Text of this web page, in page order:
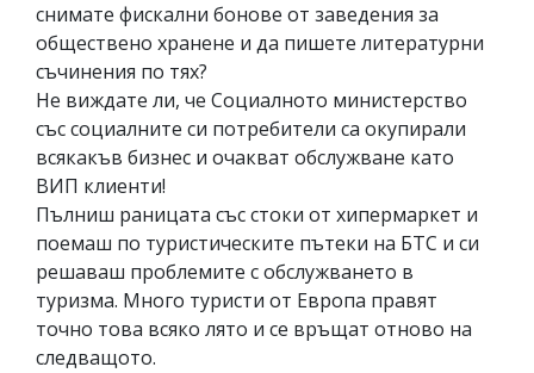
снимате фискални бонове от заведения за
обществено хранене и да пишете литературни
съчинения по тях?
Не виждате ли, че Социалното министерство
със социалните си потребители са окупирали
всякакъв бизнес и очакват обслужване като
ВИП клиенти!
Пълниш раницата със стоки от хипермаркет и
поемаш по туристическите пътеки на БТС и си
решаваш проблемите с обслужването в
туризма. Много туристи от Европа правят
точно това всяко лято и се връщат отново на
следващото.